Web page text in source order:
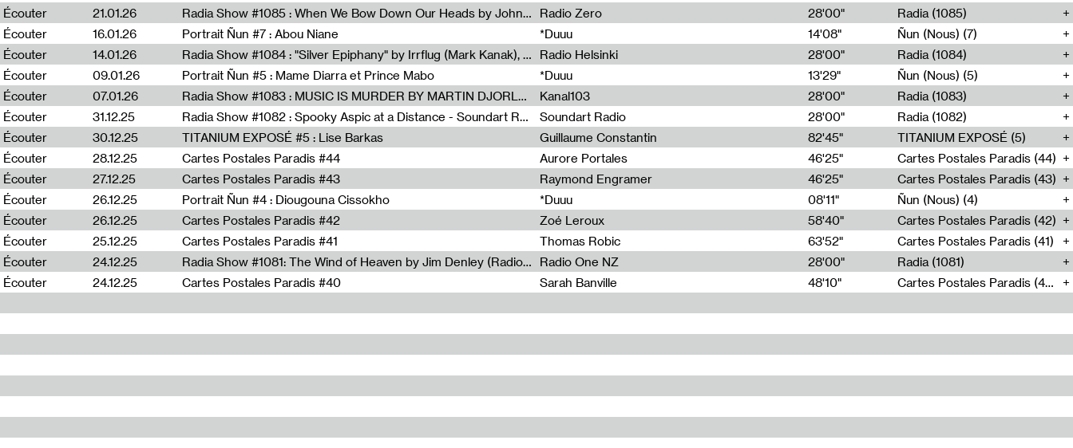
Écouter
21.01.26 Radia Show #1085 : When We Bow Down Our Heads by John Roach (Radia edit, Rádio Zero) Radio Zero 28'00"
Radia (1085)
Écouter
16.01.26 Portrait Ñun #7 : Abou Niane *Duuu 14'08"
Ñun (Nous) (7)
Écouter
14.01.26 Radia Show #1084 : "Silver Epiphany" by Irrflug (Mark Kanak), featuring Jarboe and Blixa Bargeld (for Radio Helsinki) Radio Helsinki 28'00"
Radia (1084)
Écouter
09.01.26 Portrait Ñun #5 : Mame Diarra et Prince Mabo *Duuu 13'29"
Ñun (Nous) (5)
Écouter
07.01.26 Radia Show #1083 : MUSIC IS MURDER BY MARTIN DJORLEV (KANAL103) Kanal103 28'00"
Radia (1083)
Écouter
31.12.25 Radia Show #1082 : Spooky Aspic at a Distance - Soundart Radio Soundart Radio 28'00"
Radia (1082)
Écouter
30.12.25 TITANIUM EXPOSÉ #5 : Lise Barkas Guillaume Constantin 82'45"
TITANIUM EXPOSÉ (5)
Écouter
28.12.25 Cartes Postales Paradis #44 Aurore Portales 46'25"
Cartes Postales Paradis (44)
Écouter
27.12.25 Cartes Postales Paradis #43 Raymond Engramer 46'25"
Cartes Postales Paradis (43)
Écouter
26.12.25 Portrait Ñun #4 : Diougouna Cissokho *Duuu 08'11"
Ñun (Nous) (4)
Écouter
26.12.25 Cartes Postales Paradis #42 Zoé Leroux 58'40"
Cartes Postales Paradis (42)
Écouter
25.12.25 Cartes Postales Paradis #41 Thomas Robic 63'52"
Cartes Postales Paradis (41)
Écouter
24.12.25 Radia Show #1081: The Wind of Heaven by Jim Denley (Radio One 91 FM) Radio One NZ 28'00"
Radia (1081)
Écouter
24.12.25 Cartes Postales Paradis #40 Sarah Banville 48'10" Cartes Postales Paradis (40)